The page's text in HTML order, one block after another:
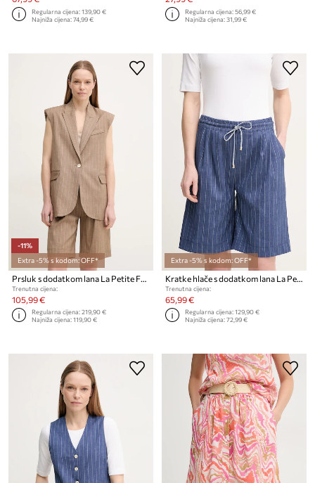
Regularna cijena:139,90 €
Najniža cijena:74,99 €
Regularna cijena:56,99 €
Najniža cijena:31,99 €
-11%
Extra -5% s kodom: OFF*
Trenutna cijena:
105,99 €
Regularna cijena:219,90 €
Najniža cijena:119,90 €
Extra -5% s kodom: OFF*
Trenutna cijena:
65,99 €
Regularna cijena:129,90 €
Najniža cijena:72,99 €